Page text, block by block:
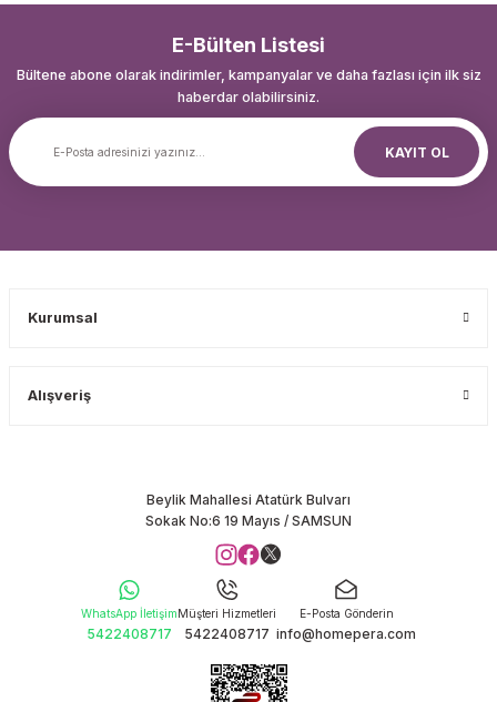
E-Bülten Listesi
Bültene abone olarak indirimler, kampanyalar ve daha fazlası için ilk siz
haberdar olabilirsiniz.
KAYIT OL
Kurumsal
Alışveriş
Beylik Mahallesi Atatürk Bulvarı
Sokak No:6 19 Mayıs / SAMSUN
WhatsApp İletişim
5422408717
Müşteri Hizmetleri
5422408717
E-Posta Gönderin
info@homepera.com